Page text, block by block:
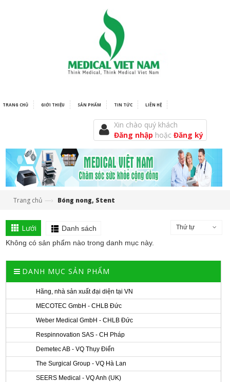
TRANG CHỦ GIỚI THIỆU SẢN PHẨM TIN TỨC LIÊN HỆ
Xin chào quý khách
Đăng nhập hoặcĐăng ký
Trang chủ —› Bóng nong, Stent
Lưới Danh sách Thứ tự
Không có sản phẩm nào trong danh mục này.
DANH MỤC SẢN PHẨM
Hãng, nhà sản xuất đại diện tại VN
MECOTEC GmbH - CHLB Đức
Weber Medical GmbH - CHLB Đức
Respinnovation SAS - CH Pháp
Demetec AB - VQ Thụy Điển
The Surgical Group - VQ Hà Lan
SEERS Medical - VQ Anh (UK)